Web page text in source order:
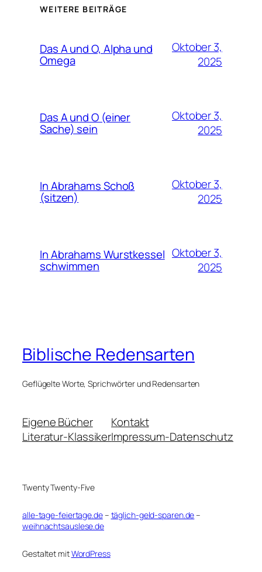
WEITERE BEITRÄGE
Das A und O, Alpha und
Omega
Oktober 3,
2025
Das A und O (einer
Sache) sein
Oktober 3,
2025
In Abrahams Schoß
(sitzen)
Oktober 3,
2025
In Abrahams Wurstkessel
schwimmen
Oktober 3,
2025
Biblische Redensarten
Geflügelte Worte, Sprichwörter und Redensarten
Eigene Bücher
Literatur-Klassiker
Kontakt
Impressum-Datenschutz
Twenty Twenty-Five
alle-tage-feiertage.de– täglich-geld-sparen.de–
weihnachtsauslese.de
Gestaltet mitWordPress